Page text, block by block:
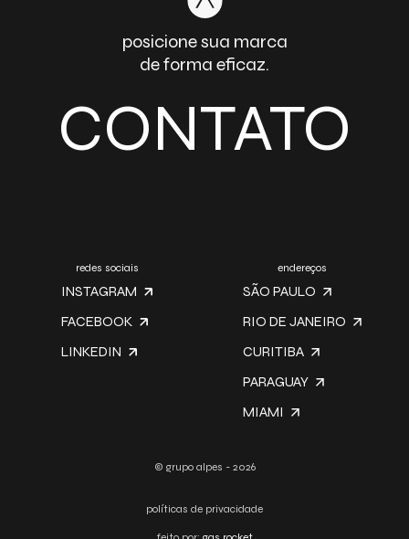
posicione sua marca
de forma eficaz.
CONTATO
redes sociais
INSTAGRAM
FACEBOOK
LINKEDIN
endereços
SÃO PAULO
RIO DE JANEIRO
CURITIBA
PARAGUAY
MIAMI
© grupo alpes - 2026
políticas de privacidade